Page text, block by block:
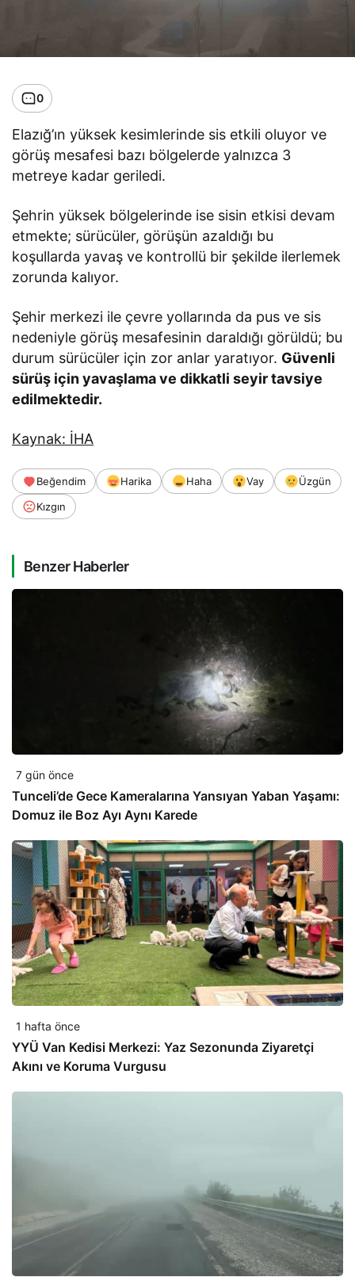
0
Elazığ’ın yüksek kesimlerinde sis etkili oluyor ve
görüş mesafesi bazı bölgelerde yalnızca 3
metreye kadar geriledi.
Şehrin yüksek bölgelerinde ise sisin etkisi devam
etmekte; sürücüler, görüşün azaldığı bu
koşullarda yavaş ve kontrollü bir şekilde ilerlemek
zorunda kalıyor.
Şehir merkezi ile çevre yollarında da pus ve sis
nedeniyle görüş mesafesinin daraldığı görüldü; bu
durum sürücüler için zor anlar yaratıyor. Güvenli
sürüş için yavaşlama ve dikkatli seyir tavsiye
edilmektedir.
Kaynak: İHA
Beğendim Harika Haha Vay
Üzgün
Kızgın
Benzer Haberler
7 gün önce
Tunceli’de Gece Kameralarına Yansıyan Yaban Yaşamı:
Domuz ile Boz Ayı Aynı Karede
1 hafta önce
YYÜ Van Kedisi Merkezi: Yaz Sezonunda Ziyaretçi
Akını ve Koruma Vurgusu